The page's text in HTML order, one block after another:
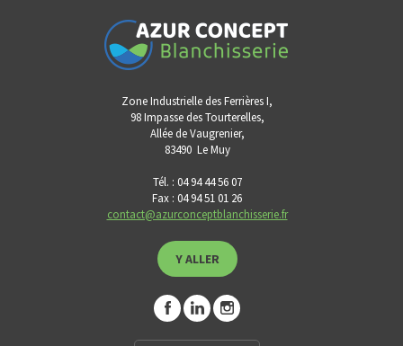
Zone Industrielle des Ferrières I,
98 Impasse des Tourterelles,
Allée de Vaugrenier,
83490 Le Muy
Tél. : 04 94 44 56 07
Fax : 04 94 51 01 26
contact@azurconceptblanchisserie.fr
Y ALLER